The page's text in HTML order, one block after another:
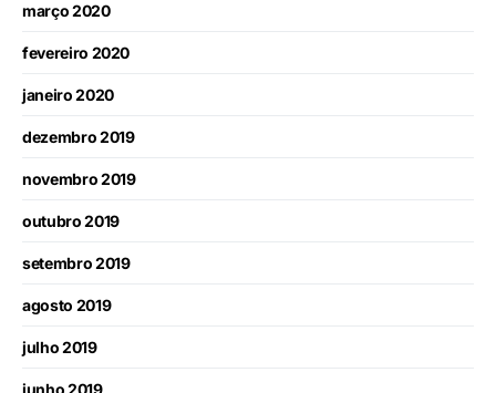
março 2020
fevereiro 2020
janeiro 2020
dezembro 2019
novembro 2019
outubro 2019
setembro 2019
agosto 2019
julho 2019